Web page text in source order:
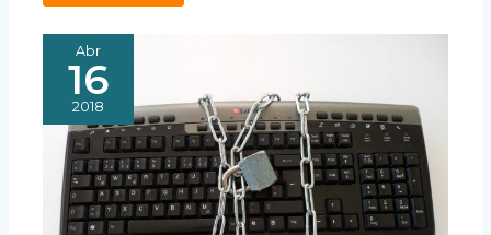
Abr
16
2018